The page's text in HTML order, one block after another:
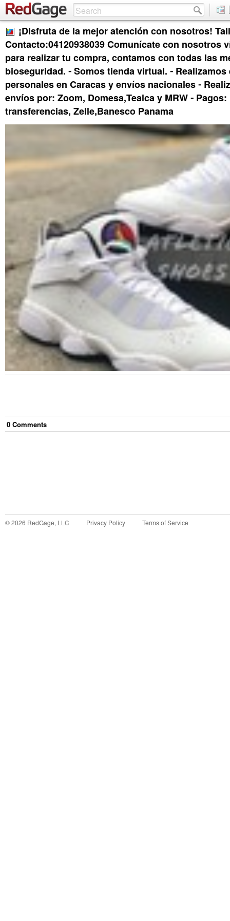
¡Disfruta de la mejor atención con nosotros!
Contacto:04120938039 Comunícate con nosotros
para realizar tu compra, contamos con todas las
bioseguridad. ⁃ Somos tienda virtual. ⁃
personales en Caracas y envíos nacionales ⁃
envíos por: Zoom, Domesa,Tealca y MRW ⁃
transferencias, Zelle,Banesco Panama
0 Comments
©2026 RedGage, LLC Privacy Policy Terms of Service